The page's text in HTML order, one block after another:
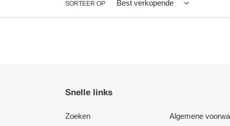
SORTEER OP
Snelle links
Zoeken
Algemene